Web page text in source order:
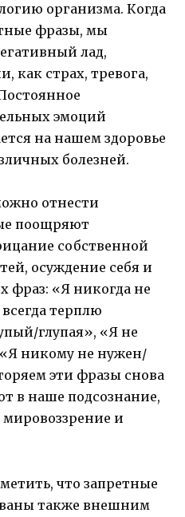
организма. Когда
фразы, мы
лад,
как страх, тревога,
эмоций
на нашем здоровье
болезней.
отнести
поощряют
собственной
осуждение себя и
фраз: «Я никогда не
терплю
глупая», «Я не
никому не нужен/
эти фразы снова
в наше подсознание,
и
что запретные
также внешним